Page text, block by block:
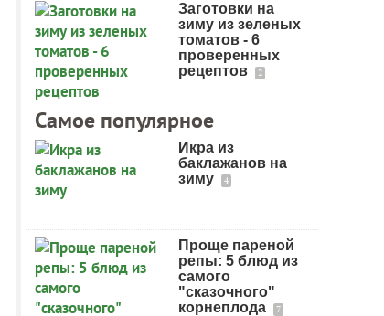
Заготовки на
зиму из зеленых
томатов - 6
проверенных
рецептов
2
Самое популярное
Икра из
баклажанов на
зиму
4
Проще пареной
репы: 5 блюд из
самого
"сказочного"
корнеплода
7